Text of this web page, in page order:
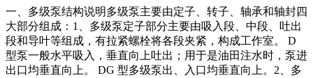
一、多级泵结构说明多级泵主要由定子、转子、轴承和轴封四
大部分组成：1、多级泵定子部分主要由吸入段、中段、吐出
段和导叶等组成，有拉紧螺栓将各段夹紧，构成工作室。 D
型泵一般水平吸入，垂直向上吐出；用于是油田注水时，泵进
出口均垂直向上。 DG 型多级泵出、入口均垂直向上。2、多